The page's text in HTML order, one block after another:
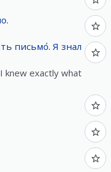
.
письмо́. Я знал
knew exactly what